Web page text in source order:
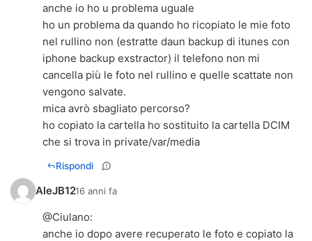
anche io ho u problema uguale
ho un problema da quando ho ricopiato le mie foto
nel rullino non (estratte daun backup di itunes con
iphone backup exstractor) il telefono non mi
cancella più le foto nel rullino e quelle scattate non
vengono salvate.
mica avrò sbagliato percorso?
ho copiato la cartella ho sostituito la cartella DCIM
che si trova in private/var/media
Rispondi
AleJB1216 anni fa
@Ciulano:
anche io dopo avere recuperato le foto e copiato la